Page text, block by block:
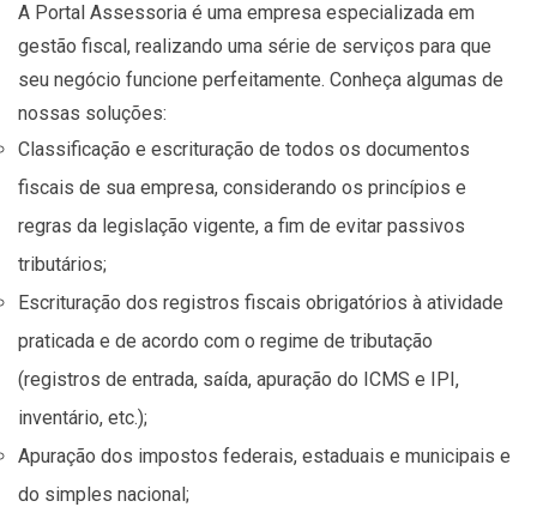
A Portal Assessoria é uma empresa especializada em
gestão fiscal, realizando uma série de serviços para que
seu negócio funcione perfeitamente. Conheça algumas de
nossas soluções:
Classificação e escrituração de todos os documentos
fiscais de sua empresa, considerando os princípios e
regras da legislação vigente, a fim de evitar passivos
tributários;
Escrituração dos registros fiscais obrigatórios à atividade
praticada e de acordo com o regime de tributação
(registros de entrada, saída, apuração do ICMS e IPI,
inventário, etc.);
Apuração dos impostos federais, estaduais e municipais e
do simples nacional;